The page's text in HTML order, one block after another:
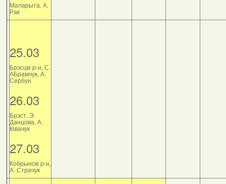
Маларыта, А.
Рак
25.03
Брэсцкі р-н, С.
АБрамчук, А.
Сербун
26.03
Брэст, Э.
Данцова, А.
Ківачук
27.03
Кобрынскі р-н,
А. Страчук